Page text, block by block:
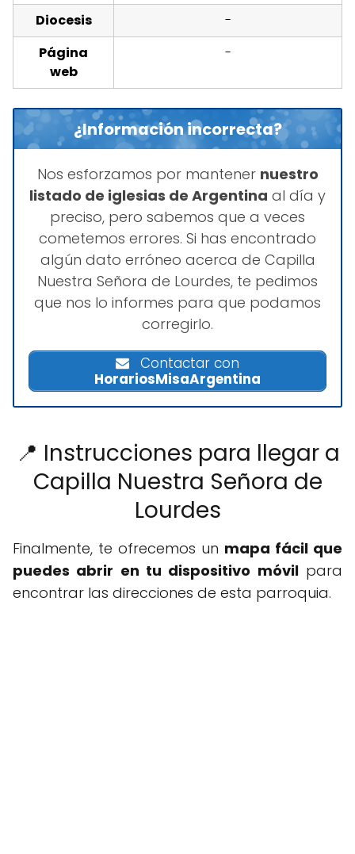
Diocesis
-
Página
web
-
¿Información incorrecta?
Nos esforzamos por mantener nuestro
listado de iglesias de Argentina al día y
preciso, pero sabemos que a veces
cometemos errores. Si has encontrado
algún dato erróneo acerca de Capilla
Nuestra Señora de Lourdes, te pedimos
que nos lo informes para que podamos
corregirlo.
Contactar con
HorariosMisaArgentina
📍 Instrucciones para llegar a
Capilla Nuestra Señora de
Lourdes
Finalmente, te ofrecemos un mapa fácil que
puedes abrir en tu dispositivo móvilpara
encontrar las direcciones de esta parroquia.